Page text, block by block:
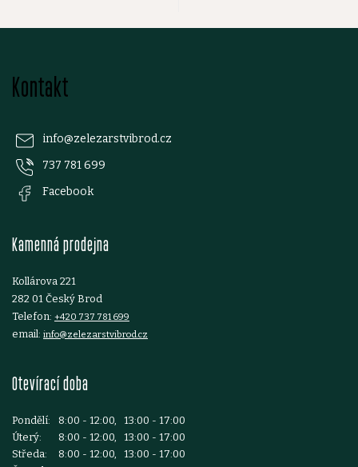
Kontakt
info@zelezarstvibrod.cz
737 781 699
Facebook
Kamenná prodejna
Kollárova 221
282 01 Český Brod
Telefon: +420 737 781 699
email: info@zelezarstvibrod.cz
Otevírací doba
Pondělí:
8:00 - 12:00, 13:00 - 17:00
Úterý:
8:00 - 12:00, 13:00 - 17:00
Středa:
8:00 - 12:00, 13:00 - 17:00